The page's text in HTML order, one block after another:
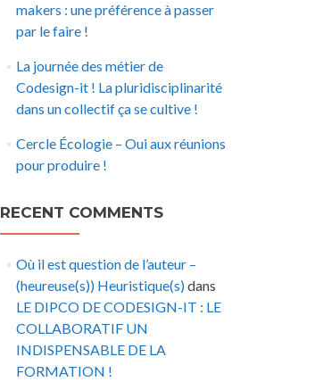
makers : une préférence à passer
par le faire !
La journée des métier de
Codesign-it ! La pluridisciplinarité
dans un collectif ça se cultive !
Cercle Écologie – Oui aux réunions
pour produire !
RECENT COMMENTS
Où il est question de l’auteur –
(heureuse(s)) Heuristique(s)dans
LE DIPCO DE CODESIGN-IT : LE
COLLABORATIF UN
INDISPENSABLE DE LA
FORMATION !